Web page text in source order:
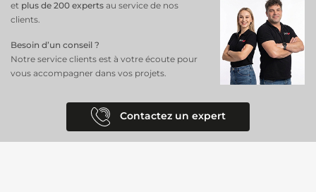
et plus de 200 experts au service de nos
clients.
Besoin d’un conseil ?
Notre service clients est à votre écoute pour
vous accompagner dans vos projets.
Contactez un expert